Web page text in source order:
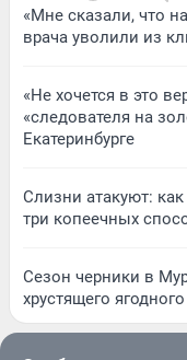
«Мне сказали, что
врача уволили из
«Не хочется в это
«следователя на
Екатеринбурге
Слизни атакуют:
три копеечных
Сезон черники в
хрустящего